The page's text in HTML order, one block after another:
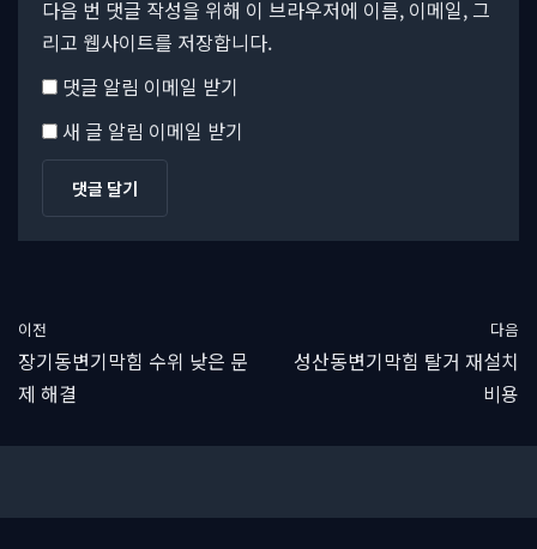
다음 번 댓글 작성을 위해 이 브라우저에 이름, 이메일, 그
리고 웹사이트를 저장합니다.
댓글 알림 이메일 받기
새 글 알림 이메일 받기
이전
장기동변기막힘 수위 낮은 문
제 해결
다음
성산동변기막힘 탈거 재설치
비용